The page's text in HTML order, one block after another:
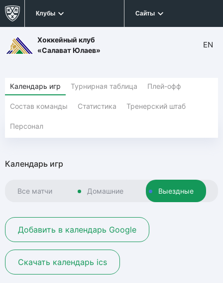
Клубы Сайты
Хоккейный клуб
«Салават Юлаев»
EN
Календарь игр Турнирная таблица Плей-офф
Состав команды Статистика Тренерский штаб
Персонал
Календарь игр
Все матчи Домашние Выездные
Добавить в календарь Google
Скачать календарь ics